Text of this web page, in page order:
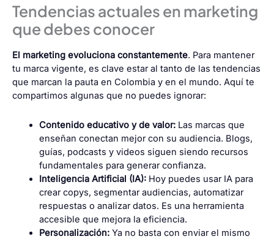
Tendencias actuales en marketing
que debes conocer
El marketing evoluciona constantemente. Para mantener
tu marca vigente, es clave estar al tanto de las tendencias
que marcan la pauta en Colombia y en el mundo. Aquí te
compartimos algunas que no puedes ignorar:
Contenido educativo y de valor:Las marcas que
enseñan conectan mejor con su audiencia. Blogs,
guías, podcasts y videos siguen siendo recursos
fundamentales para generar confianza.
Inteligencia Artificial (IA):Hoy puedes usar IA para
crear copys, segmentar audiencias, automatizar
respuestas o analizar datos. Es una herramienta
accesible que mejora la eficiencia.
Personalización:Ya no basta con enviar el mismo